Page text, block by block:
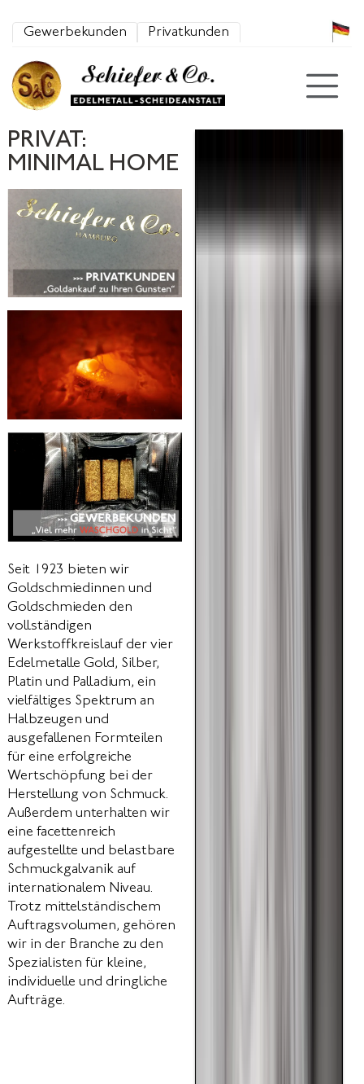
Gewerbekunden Privatkunden
PRIVAT:
MINIMAL HOME
Seit 1923 bieten wir
Goldschmiedinnen und
Goldschmieden den
vollständigen
Werkstoffkreislauf der vier
Edelmetalle Gold, Silber,
Platin und Palladium, ein
vielfältiges Spektrum an
Halbzeugen und
ausgefallenen Formteilen
für eine erfolgreiche
Wertschöpfung bei der
Herstellung von Schmuck.
Außerdem unterhalten wir
eine facettenreich
aufgestellte und belastbare
Schmuckgalvanik auf
internationalem Niveau.
Trotz mittelständischem
Auftragsvolumen, gehören
wir in der Branche zu den
Spezialisten für kleine,
individuelle und dringliche
Aufträge.